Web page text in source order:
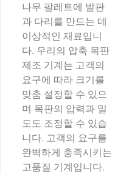
나무 팔레트에 발판
과 다리를 만드는 데
이상적인 재료입니
다. 우리의 압축 목판
제조 기계는 고객의
요구에 따라 크기를
맞춤 설정할 수 있으
며 목판의 압력과 밀
도도 조정할 수 있습
니다. 고객의 요구를
완벽하게 충족시키는
고품질 기계입니다.